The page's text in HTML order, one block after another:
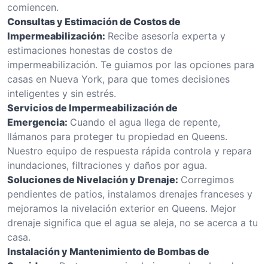
comiencen.
Consultas y Estimación de Costos de
Impermeabilización: Recibe asesoría experta y
estimaciones honestas de costos de
impermeabilización. Te guiamos por las opciones para
casas en Nueva York, para que tomes decisiones
inteligentes y sin estrés.
Servicios de Impermeabilización de
Emergencia: Cuando el agua llega de repente,
llámanos para proteger tu propiedad en Queens.
Nuestro equipo de respuesta rápida controla y repara
inundaciones, filtraciones y daños por agua.
Soluciones de Nivelación y Drenaje: Corregimos
pendientes de patios, instalamos drenajes franceses y
mejoramos la nivelación exterior en Queens. Mejor
drenaje significa que el agua se aleja, no se acerca a tu
casa.
Instalación y Mantenimiento de Bombas de